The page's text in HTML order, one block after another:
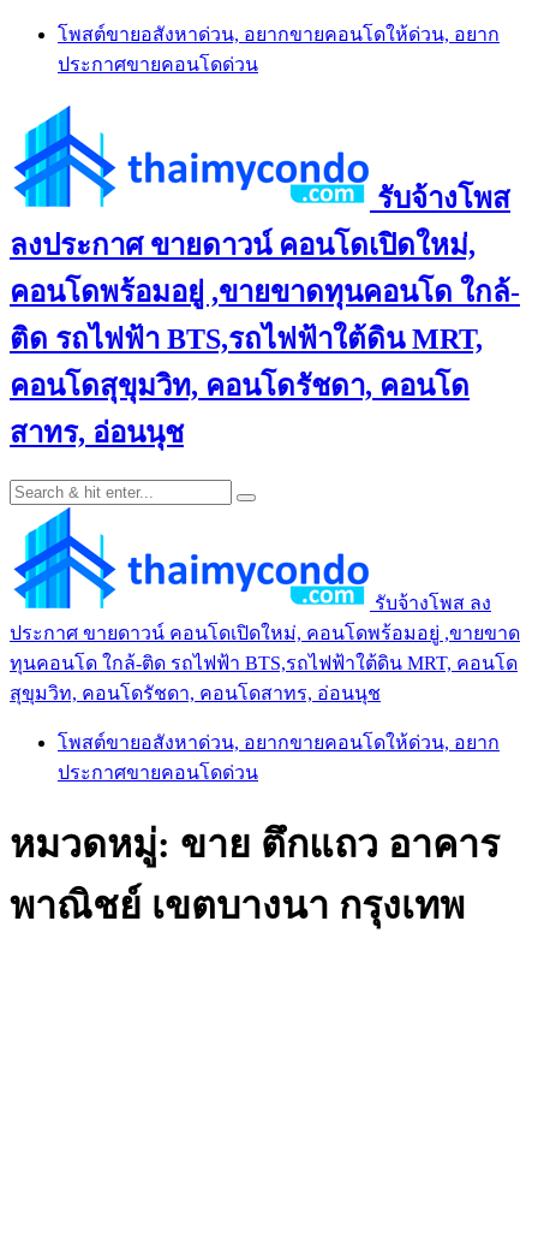
Skip
content
โพสต์ขายอสังหาด่วน, อยากขายคอนโดให้ด่วน, อยาก
ประกาศขายคอนโดด่วน
รับจ้างโพส
ลงประกาศ ขายดาวน์ คอนโดเปิดใหม่,
คอนโดพร้อมอยู่ ,ขายขาดทุนคอนโด ใกล้-
ติด รถไฟฟ้า BTS,รถไฟฟ้าใต้ดิน MRT,
คอนโดสุขุมวิท, คอนโดรัชดา, คอนโด
สาทร, อ่อนนุช
รับจ้างโพส ลง
ประกาศ ขายดาวน์ คอนโดเปิดใหม่, คอนโดพร้อมอยู่ ,ขายขาด
ทุนคอนโด ใกล้-ติด รถไฟฟ้า BTS,รถไฟฟ้าใต้ดิน MRT, คอนโด
สุขุมวิท, คอนโดรัชดา, คอนโดสาทร, อ่อนนุช
โพสต์ขายอสังหาด่วน, อยากขายคอนโดให้ด่วน, อยาก
ประกาศขายคอนโดด่วน
หมวดหมู่: ขาย ตึกแถว อาคาร
พาณิชย์ เขตบางนา กรุงเทพ